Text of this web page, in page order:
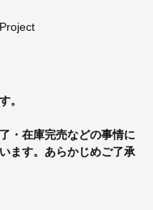
。
・在庫完売などの事情に
ます。あらかじめご了承